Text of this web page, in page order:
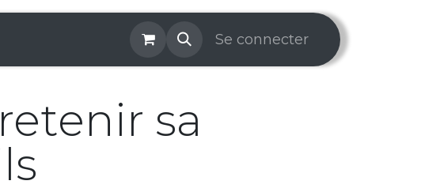
Infos & Services Galerie Aide Prise de rendez-
Se connecter
sa